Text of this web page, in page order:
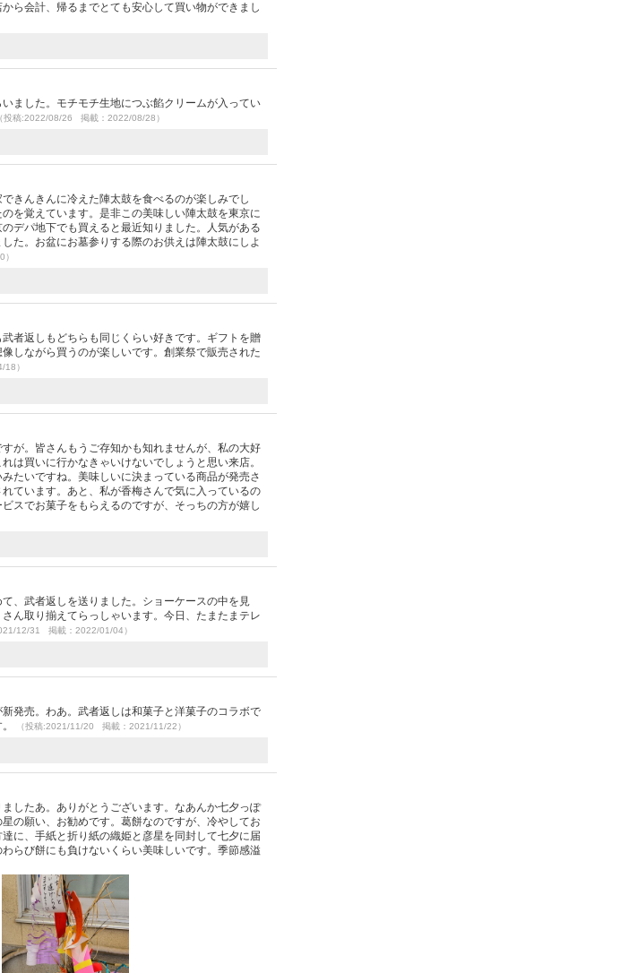
ら会計、帰るまでとても安心して買い物ができまし
ました。モチモチ生地につぶ餡クリームが入ってい
（投稿:2022/08/26 掲載：2022/08/28）
きんきんに冷えた陣太鼓を食べるのが楽しみでし
を覚えています。是非この美味しい陣太鼓を東京に
デパ地下でも買えると最近知りました。人気がある
た。お盆にお墓参りする際のお供えは陣太鼓にしよ
者返しもどちらも同じくらい好きです。ギフトを贈
しながら買うのが楽しいです。創業祭で販売された
）
が。皆さんもうご存知かも知れませんが、私の大好
は買いに行かなきゃいけないでしょうと思い来店。
たいですね。美味しいに決まっている商品が発売さ
ています。あと、私が香梅さんで気に入っているの
スでお菓子をもらえるのですが、そっちの方が嬉し
、武者返しを送りました。ショーケースの中を見
ん取り揃えてらっしゃいます。今日、たまたまテレ
12/31 掲載：2022/01/04）
発売。わあ。武者返しは和菓子と洋菓子のコラボで
（投稿:2021/11/20 掲載：2021/11/22）
したあ。ありがとうございます。なあんか七夕っぽ
の願い、お勧めです。葛餅なのですが、冷やしてお
に、手紙と折り紙の織姫と彦星を同封して七夕に届
らび餅にも負けないくらい美味しいです。季節感溢